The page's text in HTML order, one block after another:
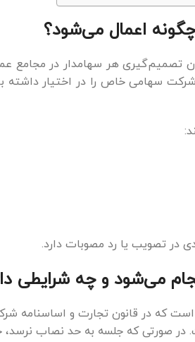
اعمال می‌شود؟
تصمیم‌گیری هر سهامدار در
اگر شخصی ۲۵ درصد از سهام یک شرکت سهامی
تصویب یا رد مصوبات دارد.
می‌شود و چه شرایطی
که در قانون تجارت و اساسنامه